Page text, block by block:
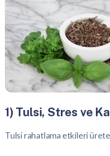
1) Tulsi, Stres ve
Tulsi rahatlama etkileri